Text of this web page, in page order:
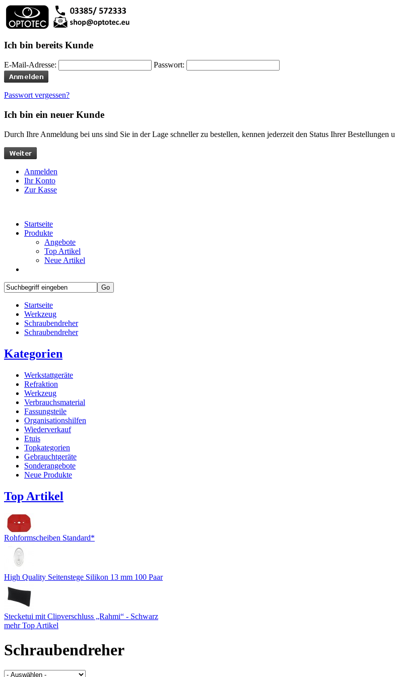
Ich bin bereits Kunde
E-Mail-Adresse: Passwort:
Passwort vergessen?
Ich bin ein neuer Kunde
Durch Ihre Anmeldung bei uns sind Sie in der Lage schneller zu bestellen, kennen jederzeit den Status Ihrer
Anmelden
Ihr Konto
Zur Kasse
Startseite
Produkte
Angebote
Top Artikel
Neue Artikel
Startseite
Werkzeug
Schraubendreher
Schraubendreher
Kategorien
Werkstattgeräte
Refraktion
Werkzeug
Verbrauchsmaterial
Fassungsteile
Organisationshilfen
Wiederverkauf
Etuis
Topkategorien
Gebrauchtgeräte
Sonderangebote
Neue Produkte
Top Artikel
Rohformscheiben Standard*
High Quality Seitenstege Silikon 13 mm 100 Paar
Stecketui mit Clipverschluss „Rahmi“ - Schwarz
mehr Top Artikel
Schraubendreher